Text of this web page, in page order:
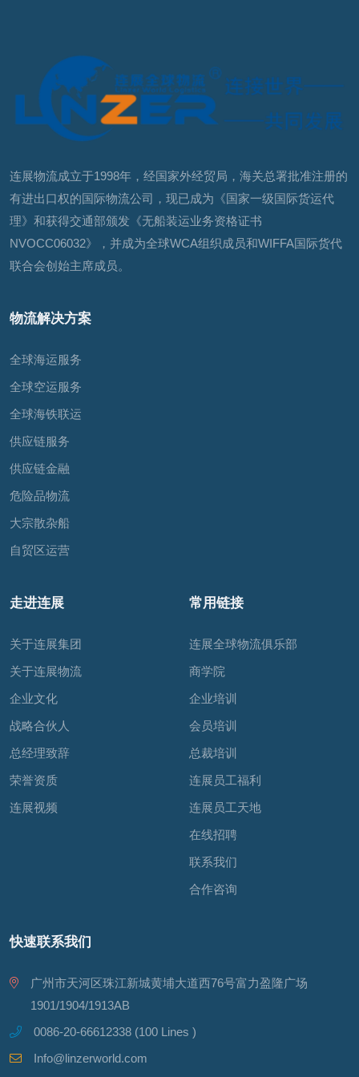
连展物流成立于1998年，经国家外经贸局，海关总署批准注册的
有进出口权的国际物流公司，现已成为《国家一级国际货运代
理》和获得交通部颁发《无船装运业务资格证书
NVOCC06032》，并成为全球WCA组织成员和WIFFA国际货代
联合会创始主席成员。
物流解决方案
全球海运服务
全球空运服务
全球海铁联运
供应链服务
供应链金融
危险品物流
大宗散杂船
自贸区运营
走进连展
关于连展集团
关于连展物流
企业文化
战略合伙人
总经理致辞
荣誉资质
连展视频
常用链接
连展全球物流俱乐部
商学院
企业培训
会员培训
总裁培训
连展员工福利
连展员工天地
在线招聘
联系我们
合作咨询
快速联系我们
广州市天河区珠江新城黄埔大道西76号富力盈隆广场
1901/1904/1913AB
0086-20-66612338 (100 Lines )
Info@linzerworld.com